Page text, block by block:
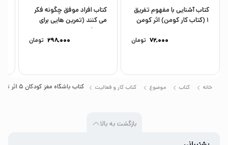
شوید.
کتاب آشنایی با مفهوم تفریق
1 (کتاب کار کومن) اثر کومن
72,000 تومان
کتاب افراد موفق چگونه فکر
می کنند (تمرین هایی برای
دستیابی به...
298,000 تومان
خانه کتاب موضوع کتاب کار و فعالیت کتاب باشگاه مغز کودکان 5 اثر تارا رضاپور و حامد اختیاری نشر مهرسا
بازگشت به بالا